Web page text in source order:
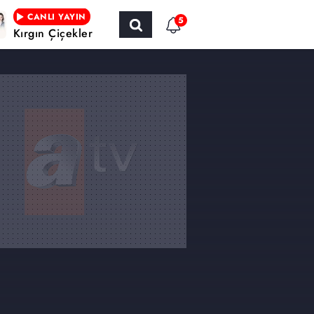
CANLI YAYIN
Kırgın Çiçekler
5